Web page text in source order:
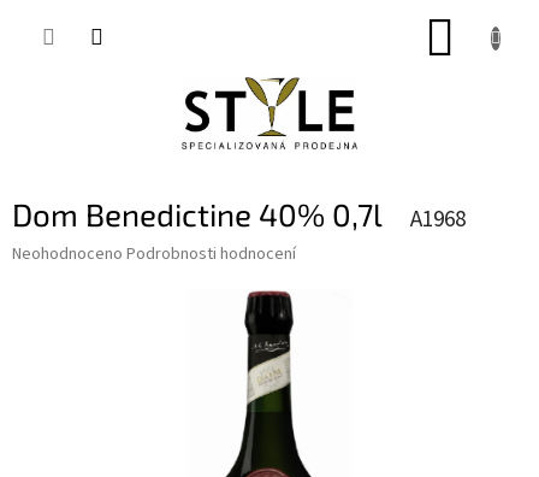
Dom Benedictine 40% 0,7l A1968
Průměrné
Neohodnoceno Podrobnosti hodnocení